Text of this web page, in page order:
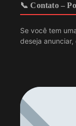
📞 Contato –
Se você tem
deseja